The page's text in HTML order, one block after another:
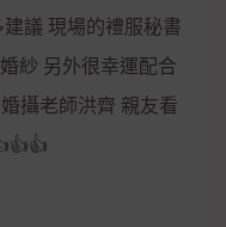
議 現場的禮服秘書
紗 另外很幸運配合
攝老師洪齊 親友看